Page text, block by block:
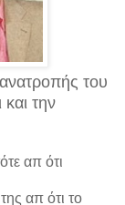
του
την
απ ότι
απ ότι το